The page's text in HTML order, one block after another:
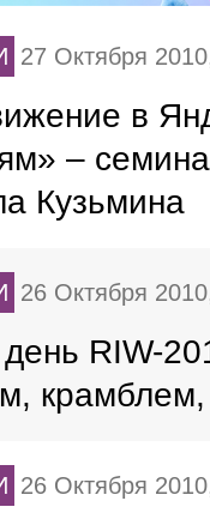
27 Октября
в
–
Кузьмина
26 Октября
RIW-
26 Октября